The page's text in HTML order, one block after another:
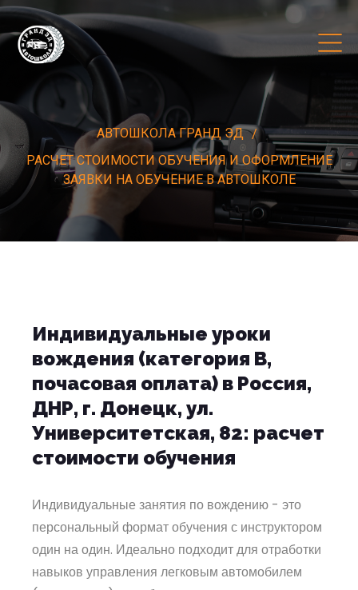
АВТОШКОЛА ГРАНД ЭД
РАСЧЕТ СТОИМОСТИ ОБУЧЕНИЯ И ОФОРМЛЕНИЕ
ЗАЯВКИ НА ОБУЧЕНИЕ В АВТОШКОЛЕ
Индивидуальные уроки
вождения (категория B,
почасовая оплата) в Россия,
ДНР, г. Донецк, ул.
Университетская, 82: расчет
стоимости обучения
Индивидуальные занятия по вождению - это
персональный формат обучения с инструктором
один на один. Идеально подходит для отработки
навыков управления легковым автомобилем